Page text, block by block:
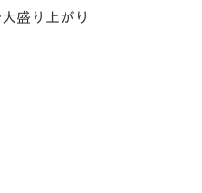
盛り上がり